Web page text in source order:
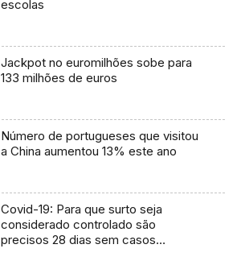
escolas
Jackpot no euromilhões sobe para
133 milhões de euros
Número de portugueses que visitou
a China aumentou 13% este ano
Covid-19: Para que surto seja
considerado controlado são
precisos 28 dias sem casos